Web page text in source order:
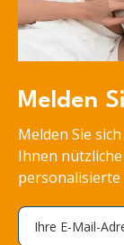
Melden
Melden Sie
Ihnen
personalisierte